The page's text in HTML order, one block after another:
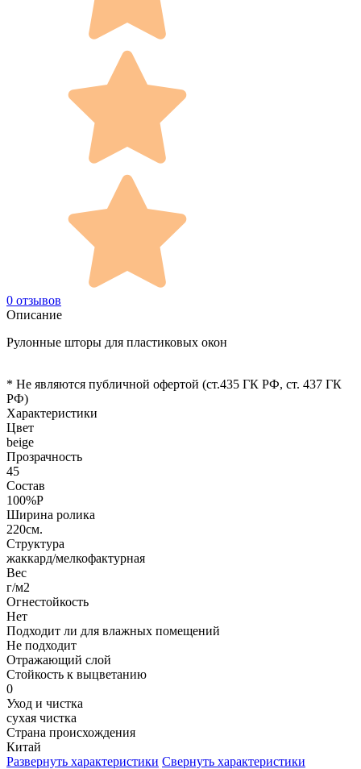
0 отзывов
Описание
Рулонные шторы для пластиковых окон
* Не являются публичной офертой (ст.435 ГК РФ, cт. 437 ГК
РФ)
Характеристики
Цвет
beige
Прозрачность
45
Состав
100%P
Ширина ролика
220см.
Структура
жаккард/мелкофактурная
Вес
г/м2
Огнестойкость
Нет
Подходит ли для влажных помещений
Не подходит
Отражающий слой
Стойкость к выцветанию
0
Уход и чистка
сухая чистка
Страна происхождения
Китай
Развернуть характеристики Свернуть характеристики